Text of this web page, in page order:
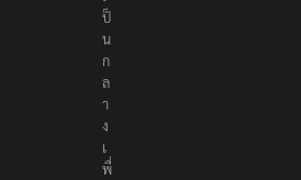
ป็
น
ก
ล
า
ง
เ
พื่